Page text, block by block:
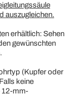
auszugleichen.
erhältlich: Sehen
gewünschten
(Kupfer oder
keine
12-mm-